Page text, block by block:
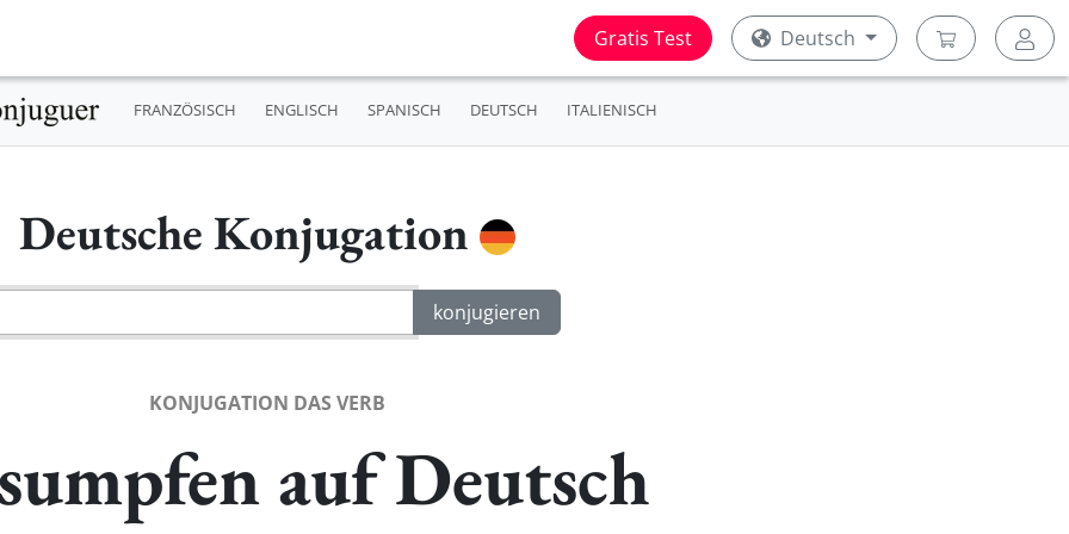
Gratis Test Deutsch
FRANZÖSISCH ENGLISCH SPANISCH DEUTSCH ITALIENISCH
Deutsche Konjugation
KONJUGATION DAS VERB
auf Deutsch